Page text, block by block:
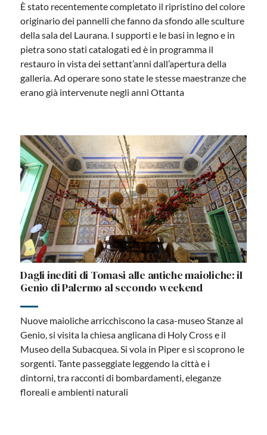
È stato recentemente completato il ripristino del colore
originario dei pannelli che fanno da sfondo alle sculture
della sala del Laurana. I supporti e le basi in legno e in
pietra sono stati catalogati ed è in programma il
restauro in vista dei settant’anni dall’apertura della
galleria. Ad operare sono state le stesse maestranze che
erano già intervenute negli anni Ottanta
Dagli inediti di Tomasi alle antiche maioliche: il
Genio di Palermo al secondo weekend
Nuove maioliche arricchiscono la casa-museo Stanze al
Genio, si visita la chiesa anglicana di Holy Cross e il
Museo della Subacquea. Si vola in Piper e si scoprono le
sorgenti. Tante passeggiate leggendo la città e i
dintorni, tra racconti di bombardamenti, eleganze
floreali e ambienti naturali